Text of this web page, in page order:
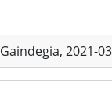
Gaindegia, 2021-